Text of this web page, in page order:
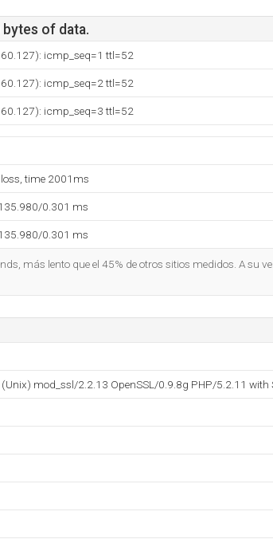
bytes of data.
icmp_seq=1 ttl=52
icmp_seq=2 ttl=52
icmp_seq=3 ttl=52
time 2001ms
0.301 ms
0.301 ms
más lento que el 45% de otros sitios medidos. A su
mod_ssl/2.2.13 OpenSSL/0.9.8g PHP/5.2.11 with